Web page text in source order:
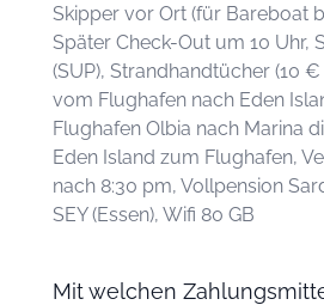
Skipper vor Ort (für Bareboat
Später Check-Out um 10 Uhr,
(SUP), Strandhandtücher (10
vom Flughafen nach Eden
Flughafen Olbia nach Marina
Eden Island zum Flughafen,
nach 8:30 pm, Vollpension
SEY (Essen), Wifi 80 GB
Mit welchen